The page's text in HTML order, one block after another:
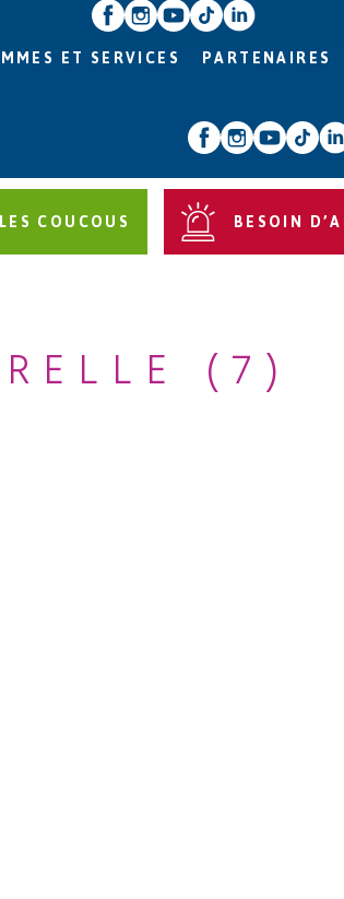
ET SERVICES PARTENAIRES
COUCOUS BESOIN
(7)